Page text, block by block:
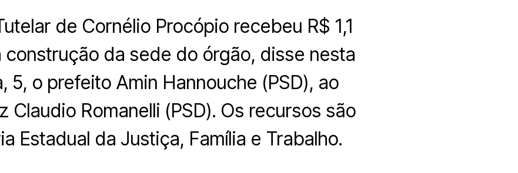
de Cornélio Procópio recebeu R$ 1,1
construção da sede do órgão, disse nesta
5, o prefeito Amin Hannouche (PSD), ao
Claudio Romanelli (PSD). Os recursos são
Estadual da Justiça, Família e Trabalho.